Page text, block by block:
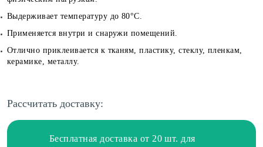
Выдерживает температуру до 80°С.
Применяется внутри и снаружи помещений.
Отлично приклеивается к тканям, пластику, стеклу, пленкам,
керамике, металлу.
Рассчитать доставку:
Бесплатная доставка от 20 шт. для